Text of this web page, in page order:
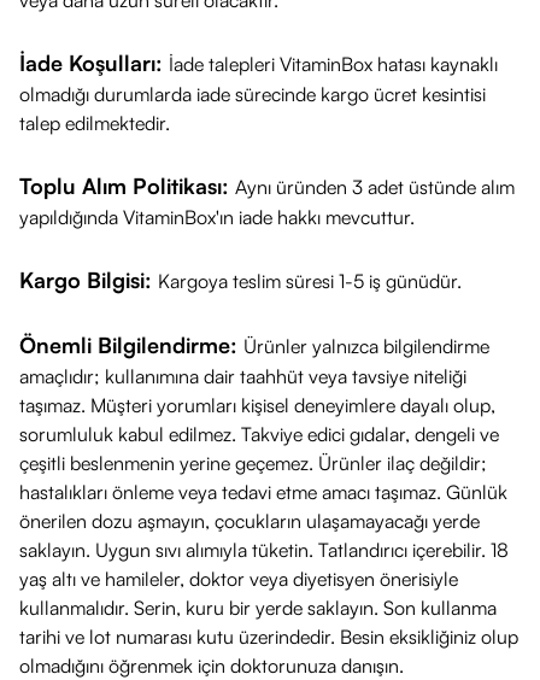
Haftada 1 veya 2 kez kullanılması önerilir.
İçeriği Hakkında Bilgi
Genosys Peeling Jel, cildi soarken besleyen doğal içeriklere
sahiptir:
"Papain" içerir; ölü hücreleri sindirerek cildi arındırır.
olarak bilinir; cildi derinlemesine temizlemeye ve detoks etkisi
Çöl Gülü (Adenium Obesum):Cildin nem tutma
kapasitesini destekler.
Sodyum Hiyalüronat:Cildi nemlendirir.
Allantoin: Cildi yatıştırmayı hedefler.
Fiyatı
VitaminBox olarak %100 orijinal ürünleri uygun fiyatlara
sizlerle buluşturuyoruz. Sayfanın üst kısmına giderek ürünün
güncel fiyatını kolayca öğrenebilirsiniz. Sağlıklı günler dileriz.
İade Koşulları: İade talepleri VitaminBox hatası kaynaklı
olmadığı durumlarda iade sürecinde kargo ücret kesintisi
talep edilmektedir.
Toplu Alım Politikası: Aynı üründen 3 adet üstünde alım
yapıldığında VitaminBox'ın iade hakkı mevcuttur.
Kargo Bilgisi: Kargoya teslim süresi 1-5 iş günüdür.
Önemli Bilgilendirme: Ürünler yalnızca bilgilendirme
amaçlıdır; kullanımına dair taahhüt veya tavsiye niteliği
taşımaz. Müşteri yorumları kişisel deneyimlere dayalı olup,
sorumluluk kabul edilmez. Takviye edici gıdalar, dengeli ve
çeşitli beslenmenin yerine geçemez. Ürünler ilaç değildir;
hastalıkları önleme veya tedavi etme amacı taşımaz. Günlük
önerilen dozu aşmayın, çocukların ulaşamayacağı yerde
saklayın. Uygun sıvı alımıyla tüketin. Tatlandırıcı içerebilir. 18
yaş altı ve hamileler, doktor veya diyetisyen önerisiyle
kullanmalıdır. Serin, kuru bir yerde saklayın. Son kullanma
tarihi ve lot numarası kutu üzerindedir. Besin eksikliğiniz olup
olmadığını öğrenmek için doktorunuza danışın.